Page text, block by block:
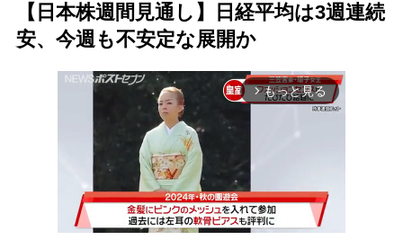
【日本株週間見通し】日経平均は3週連続
安、今週も不安定な展開か
arrow_forward_ios もっと見る